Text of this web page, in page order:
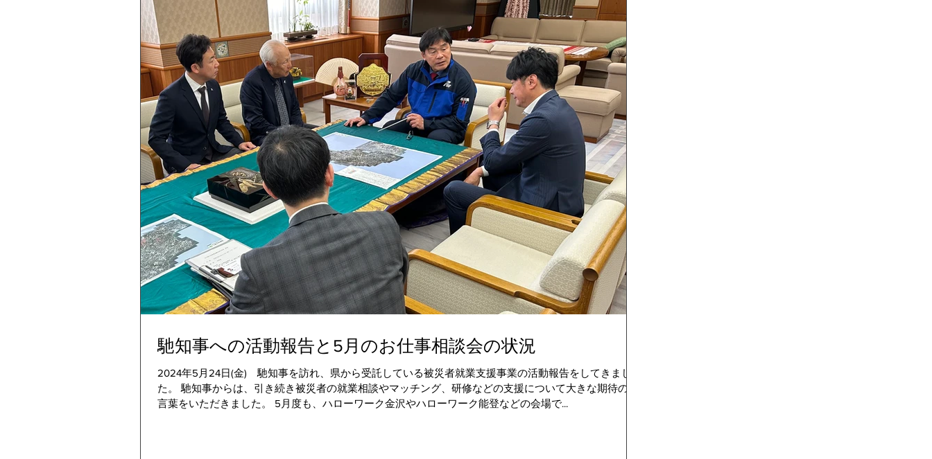
馳知事への活動報告と5月のお仕事相談会の状況
2024年5月24日(金) 馳知事を訪れ、県から受託している被災者就業支援事業の活動報告をしてきまし
た。 馳知事からは、引き続き被災者の就業相談やマッチング、研修などの支援について大きな期待のお
言葉をいただきました。 5月度も、ハローワーク金沢やハローワーク能登などの会場で...